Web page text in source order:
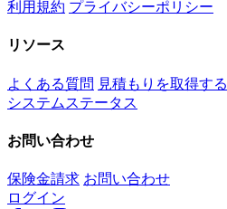
利用規約 プライバシーポリシー
リソース
よくある質問 見積もりを取得する
システムステータス
お問い合わせ
保険金請求 お問い合わせ
ログイン